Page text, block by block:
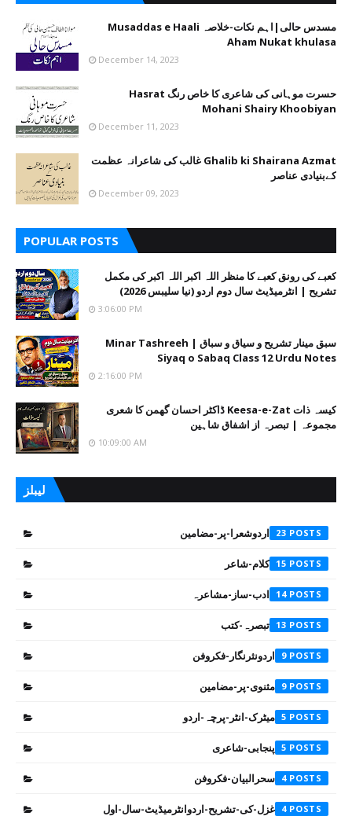
مسدس حالی|اہم نکات-خلاصہ Musaddas e Haali
Aham Nukat khulasa
December 14, 2023
حسرت موہانی کی شاعری کا خاص رنگ Hasrat
Mohani Shairy Khoobiyan
December 11, 2023
Ghalib ki Shairana Azmat غالب کی شاعرانہ عظمت
کےبنیادی عناصر
December 09, 2023
POPULAR POSTS
کعبے کی رونق کعبے کا منظر اللہ اکبر اللہ اکبر کی مکمل
تشریح | انٹرمیڈیٹ سال دوم اردو (نیا سلیبس 2026)
3:06:00 PM
سبق مینار تشریح و سیاق و سباق | Minar Tashreeh
Siyaq o Sabaq Class 12 Urdu Notes
2:16:00 PM
کیسہ ذات Keesa-e-Zat ڈاکٹر احسان گھمن کا شعری
مجموعہ | تبصرہ از اشفاق شاہین
10:09:00 AM
لیبلز
اردوشعرا-پر-مضامین 23
کلام-شاعر 15
ادب-ساز-مشاعرہ 14
تبصرہ-کتب 13
اردونثرنگار-فکروفن 9
مثنوی-پر-مضامین 9
میٹرک-انٹر-پرچہ-اردو 5
پنجابی-شاعری 5
سحرالبیان-فکروفن 4
غزل-کی-تشریح-اردوانٹرمیڈیٹ-سال-اول 4